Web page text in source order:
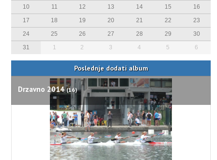
10
11 12 13 14 15
16
17
18 19 20 21 22
23
24
25 26 27 28 29
30
31
1 2 3 4 5 6
Poslednje dodati album
Drzavno 2014(16)